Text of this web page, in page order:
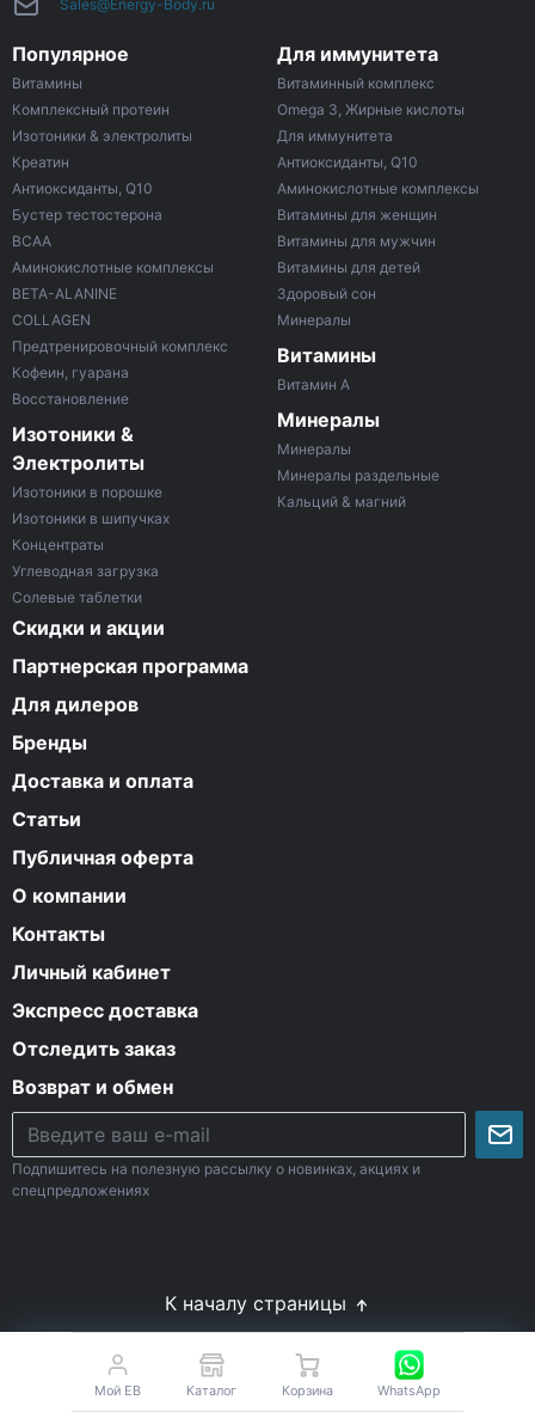
Sales@Energy-Body.ru
Популярное
Витамины
Комплексный протеин
Изотоники & электролиты
Креатин
Антиоксиданты, Q10
Бустер тестостерона
ВСАА
Аминокислотные комплексы
BETA-ALANINE
COLLAGEN
Предтренировочный комплекс
Кофеин, гуарана
Восстановление
Изотоники &
Электролиты
Изотоники в порошке
Изотоники в шипучках
Концентраты
Углеводная загрузка
Солевые таблетки
Для иммунитета
Витаминный комплекс
Omega 3, Жирные кислоты
Для иммунитета
Антиоксиданты, Q10
Аминокислотные комплексы
Витамины для женщин
Витамины для мужчин
Витамины для детей
Здоровый сон
Минералы
Витамины
Витамин A
Минералы
Минералы
Минералы раздельные
Кальций & магний
Скидки и акции
Партнерская программа
Для дилеров
Бренды
Доставка и оплата
Статьи
Публичная оферта
О компании
Контакты
Личный кабинет
Экспресс доставка
Отследить заказ
Возврат и обмен
Подпишитесь на полезную рассылку о новинках, акциях и
спецпредложениях
К началу страницы
© Все права защищены. 2009-2026 Energy-Body.ru
Спортивное питание с доставкой по России
Мой EB Каталог Корзина WhatsApp